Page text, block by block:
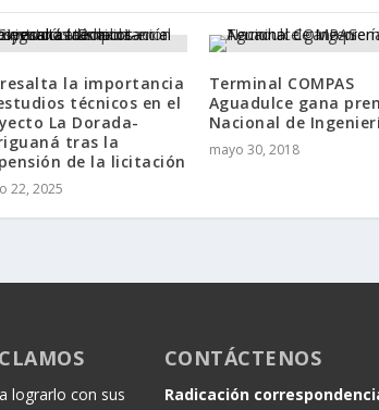
resalta la importancia
técnicos en el
La Dorada-
tras la
de la licitación
22, 2025
Terminal COMPAS
Aguadulce gana
Nacional de
mayo 30, 2018
lograrlo con sus
CONTÁCTENOS
Radicación